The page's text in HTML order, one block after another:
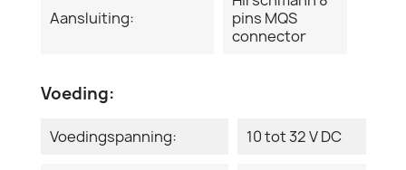
Aansluiting:
pins MQS
connector
Voeding:
Voedingspanning: 10 tot 32 V DC